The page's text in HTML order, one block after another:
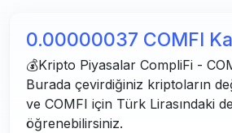
0.00000037 COMFI
💰Kripto Piyasalar CompliFi -
Burada çevirdiğiniz kriptoların
ve COMFI için Türk Lirasındaki
öğrenebilirsiniz.